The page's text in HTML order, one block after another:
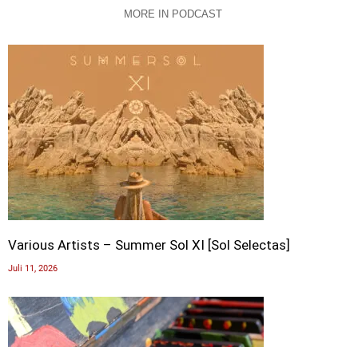
MORE IN PODCAST
Various Artists – Summer Sol XI [Sol Selectas]
Juli 11, 2026